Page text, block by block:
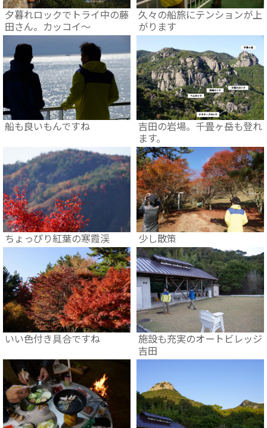
夕暮れロックでトライ中の藤
田さん。カッコイ～
久々の船旅にテンションが上
がります
船も良いもんですね
吉田の岩場。千畳ヶ岳も登れ
ます。
ちょっぴり紅葉の寒霞渓 少し散策
いい色付き具合ですね
施設も充実のオートビレッジ
吉田